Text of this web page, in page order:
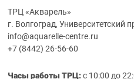
ТРЦ «Акварель»
г. Волгоград, Университетский
info@aquarelle-centre.ru
+7 (8442) 26-56-60
Часы работы ТРЦ:с 10:00 до